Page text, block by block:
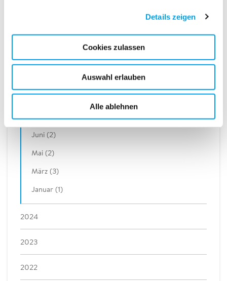
Details zeigen
Cookies zulassen
Auswahl erlauben
Alle ablehnen
Oktober (5)
August (1)
Juli (1)
Juni (2)
Mai (2)
März (3)
Januar (1)
2024
2023
2022